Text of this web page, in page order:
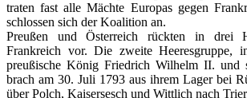
traten fast alle Mächte Europas gegen
schlossen sich der Koalition an.
Preußen und Österreich rückten in drei
Frankreich vor. Die zweite Heeresgruppe,
preußische König Friedrich Wilhelm II. und
brach am 30. Juli 1793 aus ihrem Lager bei
über Polch, Kaisersesch und Wittlich nach